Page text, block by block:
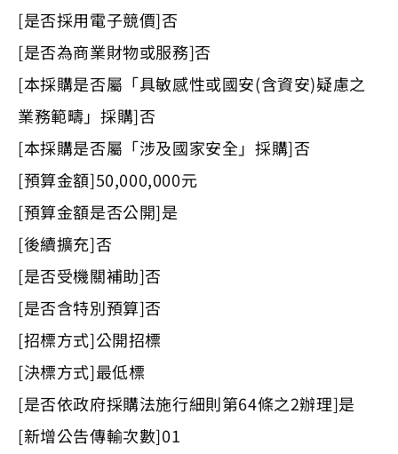
[是否採用電子競價]否
[是否為商業財物或服務]否
[本採購是否屬「具敏感性或國安(含資安)疑慮之
業務範疇」採購]否
[本採購是否屬「涉及國家安全」採購]否
[預算金額]50,000,000元
[預算金額是否公開]是
[後續擴充]否
[是否受機關補助]否
[是否含特別預算]否
[招標方式]公開招標
[決標方式]最低標
[是否依政府採購法施行細則第64條之2辦理]是
[新增公告傳輸次數]01